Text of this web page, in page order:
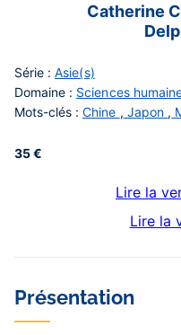
Catherine
Série : Asie(s)
Domaine : Sciences
Mots-clés : Chine , Japon ,
35 €
Lire la
Lire la
Contenu
central
Présentation